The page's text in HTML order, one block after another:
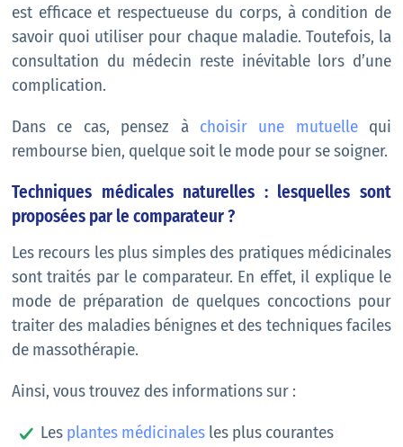
est efficace et respectueuse du corps, à condition de
savoir quoi utiliser pour chaque maladie. Toutefois, la
consultation du médecin reste inévitable lors d’une
complication.
Dans ce cas, pensez à choisir une mutuellequi
rembourse bien, quelque soit le mode pour se soigner.
Techniques médicales naturelles : lesquelles sont
proposées par le comparateur ?
Les recours les plus simples des pratiques médicinales
sont traités par le comparateur. En effet, il explique le
mode de préparation de quelques concoctions pour
traiter des maladies bénignes et des techniques faciles
de massothérapie.
Ainsi, vous trouvez des informations sur :
Les plantes médicinales les plus courantes